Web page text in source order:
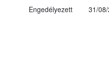
Engedélyezett 31/